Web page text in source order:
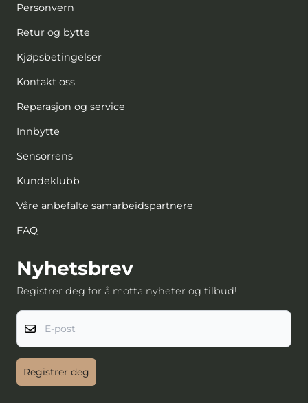
Personvern
Retur og bytte
Kjøpsbetingelser
Kontakt oss
Reparasjon og service
Innbytte
Sensorrens
Kundeklubb
Våre anbefalte samarbeidspartnere
FAQ
Nyhetsbrev
Registrer deg for å motta nyheter og tilbud!
E-post
Registrer deg